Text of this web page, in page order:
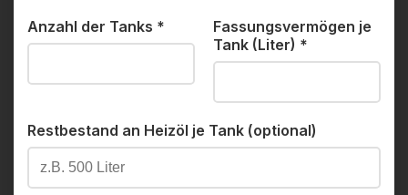
Anzahl der Tanks *
Fassungsvermögen je
Tank (Liter) *
Restbestand an Heizöl je Tank (optional)